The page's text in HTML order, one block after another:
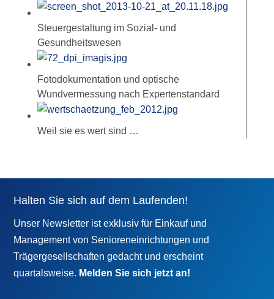
Steuergestaltung im Sozial- und
Gesundheitswesen
Fotodokumentation und optische
Wundvermessung nach Expertenstandard
Weil sie es wert sind …
Halten Sie sich auf dem Laufenden!
Unser Newsletter ist exklusiv für Einkauf und
Management von Senioreneinrichtungen und
Trägergesellschaften gedacht und erscheint
quartalsweise. Melden Sie sich jetzt an!